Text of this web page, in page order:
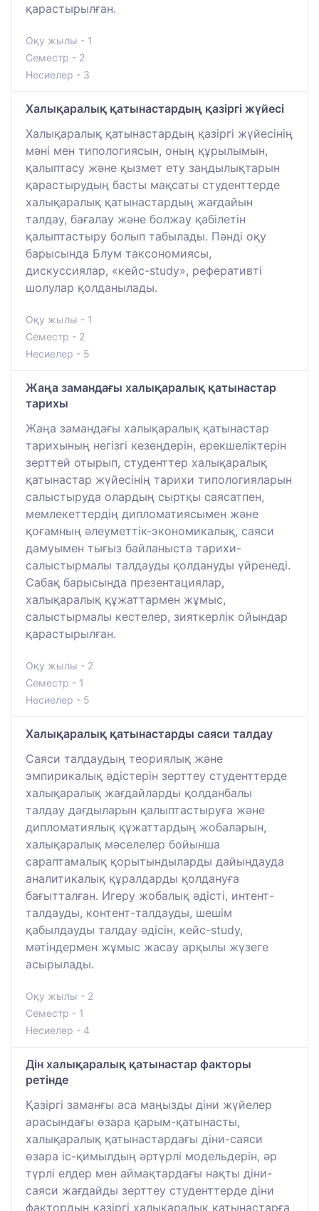
қарастырылған.
Оқу жылы - 1
Семестр - 2
Несиелер - 3
Халықаралық қатынастардың қазіргі жүйесі
Халықаралық қатынастардың қазіргі жүйесінің
мәні мен типологиясын, оның құрылымын,
қалыптасу және қызмет ету заңдылықтарын
қарастырудың басты мақсаты студенттерде
халықаралық қатынастардың жағдайын
талдау, бағалау және болжау қабілетін
қалыптастыру болып табылады. Пәнді оқу
барысында Блум таксономиясы,
дискуссиялар, «кейс-study», реферативті
шолулар қолданылады.
Оқу жылы - 1
Семестр - 2
Несиелер - 5
Жаңа замандағы халықаралық қатынастар
тарихы
Жаңа замандағы халықаралық қатынастар
тарихының негізгі кезеңдерін, ерекшеліктерін
зерттей отырып, студенттер халықаралық
қатынастар жүйесінің тарихи типологияларын
салыстыруда олардың сыртқы саясатпен,
мемлекеттердің дипломатиясымен және
қоғамның әлеуметтік-экономикалық, саяси
дамуымен тығыз байланыста тарихи-
салыстырмалы талдауды қолдануды үйренеді.
Сабақ барысында презентациялар,
халықаралық құжаттармен жұмыс,
салыстырмалы кестелер, зияткерлік ойындар
қарастырылған.
Оқу жылы - 2
Семестр - 1
Несиелер - 5
Халықаралық қатынастарды саяси талдау
Саяси талдаудың теориялық және
эмпирикалық әдістерін зерттеу студенттерде
халықаралық жағдайларды қолданбалы
талдау дағдыларын қалыптастыруға және
дипломатиялық құжаттардың жобаларын,
халықаралық мәселелер бойынша
сараптамалық қорытындыларды дайындауда
аналитикалық құралдарды қолдануға
бағытталған. Игеру жобалық әдісті, интент-
талдауды, контент-талдауды, шешім
қабылдауды талдау әдісін, кейс-study,
мәтіндермен жұмыс жасау арқылы жүзеге
асырылады.
Оқу жылы - 2
Семестр - 1
Несиелер - 4
Дін халықаралық қатынастар факторы
ретінде
Қазіргі заманғы аса маңызды діни жүйелер
арасындағы өзара қарым-қатынасты,
халықаралық қатынастардағы діни-саяси
өзара іс-қимылдың әртүрлі модельдерін, әр
түрлі елдер мен аймақтардағы нақты діни-
саяси жағдайды зерттеу студенттерде діни
фактордың қазіргі халықаралық қатынастарға